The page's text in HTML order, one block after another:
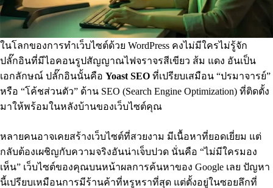
ในโลกของการทำเว็บไซต์ด้วย WordPress คงไม่มีใครไม่รู้จัก
ปลั๊กอินที่มีไอคอนรูปสัญญาณไฟจราจรสีเขียว ส้ม แดง อันเป็น
เอกลักษณ์ ปลั๊กอินนั้นคือ Yoast SEO ที่เปรียบเสมือน “ปรมาจารย์”
หรือ “โค้ชส่วนตัว” ด้าน SEO (Search Engine Optimization) ที่ติดตั้ง
มาให้พร้อมในหลังบ้านของเว็บไซต์คุณ
หลายคนอาจเคยสร้างเว็บไซต์ที่สวยงาม มีเนื้อหาที่ยอดเยี่ยม แต่
กลับต้องเผชิญกับความจริงอันน่าเจ็บปวด นั่นคือ “ไม่มีใครมอง
เห็น” เว็บไซต์ของคุณบนหน้าผลการค้นหาของ Google เลย ปัญหา
นี้เปรียบเหมือนการมีร้านค้าที่หรูหราที่สุด แต่ตั้งอยู่ในซอยลึกที่